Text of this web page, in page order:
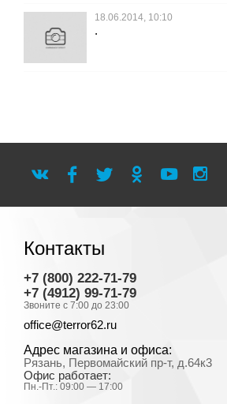
18.06.2014, 10:10
.
Контакты
+7 (800) 222-71-79
+7 (4912) 99-71-79
Звоните с 7:00 до 23:00
office@terror62.ru
Адрес магазина и офиса:
Рязань, Первомайский пр-т, д.64к3
Офис работает:
Пн.-Пт.: 09:00 — 17:00